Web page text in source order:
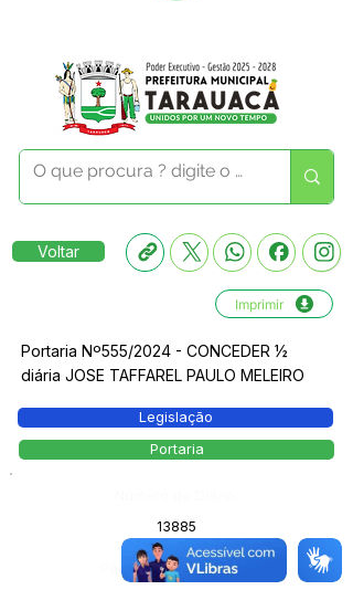
Voltar
Imprimir
Portaria Nº555/2024 - CONCEDER ½
diária JOSE TAFFAREL PAULO MELEIRO
Legislação
Portaria
13885
Página da Publicação: